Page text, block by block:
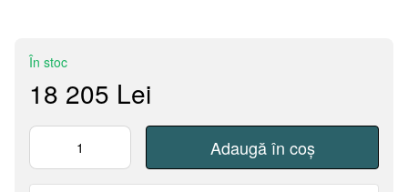
În stoc
18 205 Lei
Adaugă în coș